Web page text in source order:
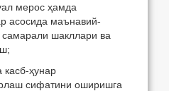
мерос ҳамда
асосида маънавий-
шакллари ва
ҳунар
сифатини оширишга